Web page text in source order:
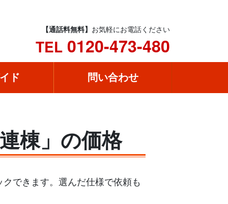
【通話料無料】 お気軽にお電話ください
TEL 0120-473-480
ド 問い合わせ
棟」の価格
できます。選んだ仕様で依頼も